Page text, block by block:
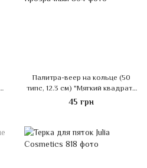
Палитра-веер на кольце (50
типс, 12.3 см) "Мягкий квадрат"
для демонстрации гель-лаков и
дизайнов. Прозрачный
45 грн